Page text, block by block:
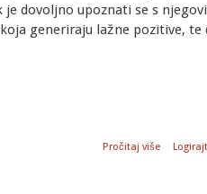
je dovoljno upoznati se s
generiraju lažne pozitive, te
Pročitaj više o